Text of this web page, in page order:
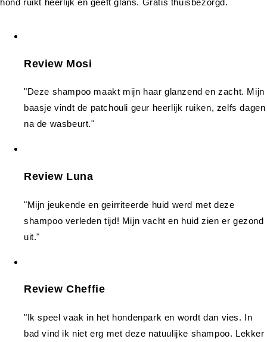
Review Mosi
"Deze shampoo maakt mijn haar glanzend en zacht. Mijn
baasje vindt de patchouli geur heerlijk ruiken, zelfs dagen
na de wasbeurt."
Review Luna
"Mijn jeukende en geirriteerde huid werd met deze
shampoo verleden tijd! Mijn vacht en huid zien er gezond
uit."
Review Cheffie
"Ik speel vaak in het hondenpark en wordt dan vies. In
bad vind ik niet erg met deze natuulijke shampoo. Lekker